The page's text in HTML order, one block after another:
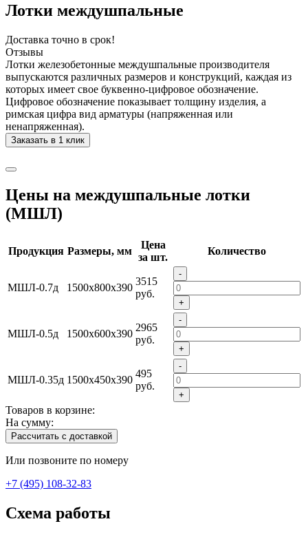
Лотки междушпальные
Доставка точно в срок!
Отзывы
Лотки железобетонные междушпальные производителя
выпускаются различных размеров и конструкций, каждая из
которых имеет свое буквенно-цифровое обозначение.
Цифровое обозначение показывает толщину изделия, а
римская цифра вид арматуры (напряженная или
ненапряженная).
Заказать в 1 клик
Цены на междушпальные лотки
(МШЛ)
Продукция Размеры, мм
Цена
за шт.
Количество
МШЛ-0.7д 1500x800x390
3515
руб.
-
+
МШЛ-0.5д 1500x600x390
2965
руб.
-
+
МШЛ-0.35д 1500x450x390
495
руб.
-
+
Товаров в корзине:
На сумму:
Рассчитать с доставкой
Или позвоните по номеру
+7 (495) 108-32-83
Схема работы